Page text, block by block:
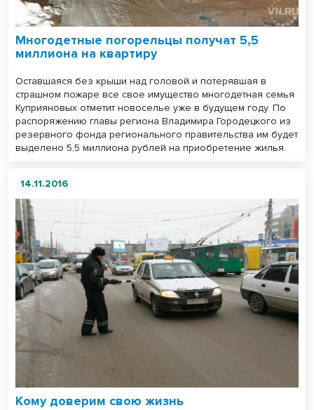
Многодетные погорельцы получат 5,5
миллиона на квартиру
Оставшаяся без крыши над головой и потерявшая в
страшном пожаре все свое имущество многодетная семья
Куприяновых отметит новоселье уже в будущем году. По
распоряжению главы региона Владимира Городецкого из
резервного фонда регионального правительства им будет
выделено 5,5 миллиона рублей на приобретение жилья.
14.11.2016
Кому доверим свою жизнь